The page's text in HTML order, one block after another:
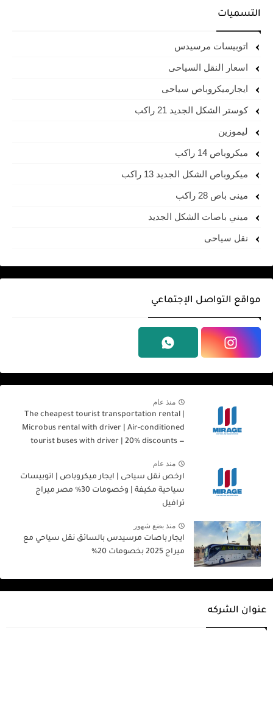
التسميات
اتوبيسات مرسيدس
اسعار النقل السياحى
ايجارميكروباص سياحى
كوستر الشكل الجديد 21 راكب
ليموزين
ميكروباص 14 راكب
ميكروباص الشكل الجديد 13 راكب
مينى باص 28 راكب
ميني باصات الشكل الجديد
نقل سياحى
مواقع التواصل الإجتماعي
منذ عام
The cheapest tourist transportation rental |
Microbus rental with driver | Air-conditioned
tourist buses with driver | 20% discounts —
منذ عام
ارخص نقل سياحى | ايجار ميكروباص | اتوبيسات
سياحية مكيفة | وخصومات 30% مصر ميراج
ترافيل
منذ بضع شهور
ايجار باصات مرسيدس بالسائق نقل سياحي مع
ميراج 2025 بخصومات 20%
عنوان الشركه